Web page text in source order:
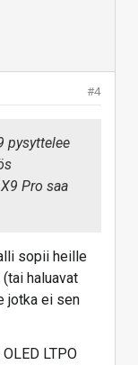
#4
pysyttelee
Pro saa
sopii heille
haluavat
jotka ei sen
LTPO